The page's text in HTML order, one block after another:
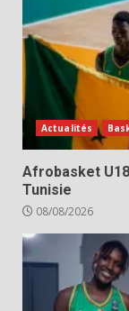
Actualités
Afrobasket
Tunisie
08/08/2026